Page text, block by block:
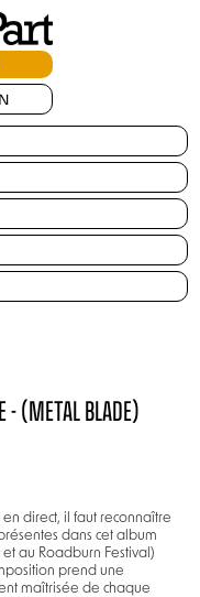
- (METAL BLADE)
en direct, il faut reconnaître
dans cet album
au Roadburn Festival)
prend une
maîtrisée de chaque